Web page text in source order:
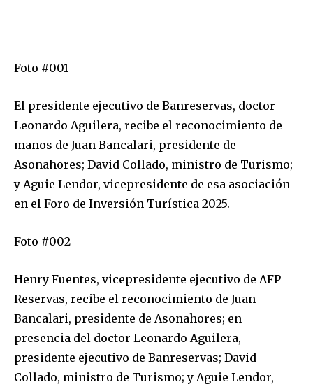
Foto #001
El presidente ejecutivo de Banreservas, doctor
Leonardo Aguilera, recibe el reconocimiento de
manos de Juan Bancalari, presidente de
Asonahores; David Collado, ministro de Turismo;
y Aguie Lendor, vicepresidente de esa asociación
en el Foro de Inversión Turística 2025.
Foto #002
Henry Fuentes, vicepresidente ejecutivo de AFP
Reservas, recibe el reconocimiento de Juan
Bancalari, presidente de Asonahores; en
presencia del doctor Leonardo Aguilera,
presidente ejecutivo de Banreservas; David
Collado, ministro de Turismo; y Aguie Lendor,